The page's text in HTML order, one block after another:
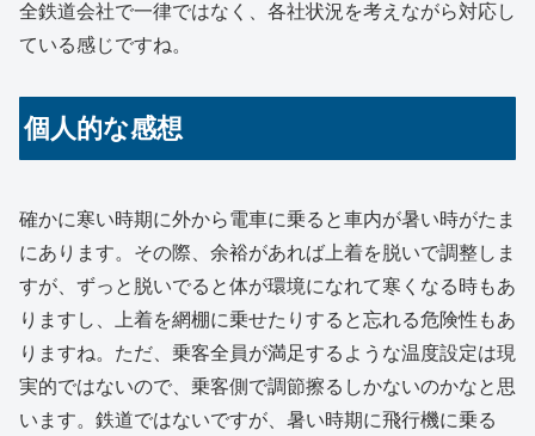
全鉄道会社で一律ではなく、各社状況を考えながら対応し
ている感じですね。
個人的な感想
確かに寒い時期に外から電車に乗ると車内が暑い時がたま
にあります。その際、余裕があれば上着を脱いで調整しま
すが、ずっと脱いでると体が環境になれて寒くなる時もあ
りますし、上着を網棚に乗せたりすると忘れる危険性もあ
りますね。ただ、乗客全員が満足するような温度設定は現
実的ではないので、乗客側で調節擦るしかないのかなと思
います。鉄道ではないですが、暑い時期に飛行機に乗る